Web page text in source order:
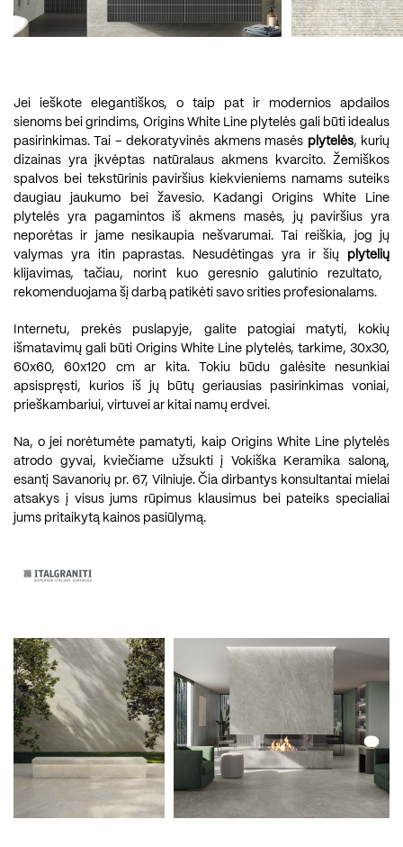
Jei ieškote elegantiškos, o taip pat ir modernios apdailos
sienoms bei grindims, Origins White Line plytelės gali būti idealus
pasirinkimas. Tai – dekoratyvinės akmens masės plytelės, kurių
dizainas yra įkvėptas natūralaus akmens kvarcito. Žemiškos
spalvos bei tekstūrinis paviršius kiekvieniems namams suteiks
daugiau jaukumo bei žavesio. Kadangi Origins White Line
plytelės yra pagamintos iš akmens masės, jų paviršius yra
neporėtas ir jame nesikaupia nešvarumai. Tai reiškia, jog jų
valymas yra itin paprastas. Nesudėtingas yra ir šių plytelių
klijavimas, tačiau, norint kuo geresnio galutinio rezultato,
rekomenduojama šį darbą patikėti savo srities profesionalams.
Internetu, prekės puslapyje, galite patogiai matyti, kokių
išmatavimų gali būti Origins White Line plytelės, tarkime, 30x30,
60x60, 60x120 cm ar kita. Tokiu būdu galėsite nesunkiai
apsispręsti, kurios iš jų būtų geriausias pasirinkimas voniai,
prieškambariui, virtuvei ar kitai namų erdvei.
Na, o jei norėtumėte pamatyti, kaip Origins White Line plytelės
atrodo gyvai, kviečiame užsukti į Vokiška Keramika saloną,
esantį Savanorių pr. 67, Vilniuje. Čia dirbantys konsultantai mielai
atsakys į visus jums rūpimus klausimus bei pateiks specialiai
jums pritaikytą kainos pasiūlymą.